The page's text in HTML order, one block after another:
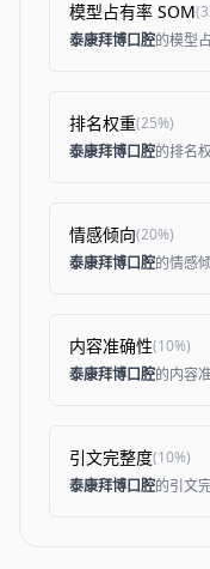
模型占有率 SOM(
泰康拜博口腔的模型
排名权重(25%)
泰康拜博口腔的排名
情感倾向(20%)
泰康拜博口腔的情感
内容准确性(10%)
泰康拜博口腔的内容
引文完整度(10%)
泰康拜博口腔的引文